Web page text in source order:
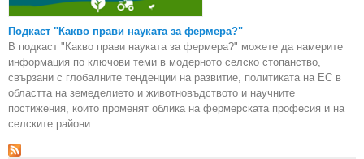
Подкаст "Какво прави науката за фермера?"
В подкаст "Какво прави науката за фермера?" можете да намерите
информация по ключови теми в модерното селско стопанство,
свързани с глобалните тенденции на развитие, политиката на ЕС в
областта на земеделието и животновъдството и научните
постижения, които променят облика на фермерската професия и на
селските райони.